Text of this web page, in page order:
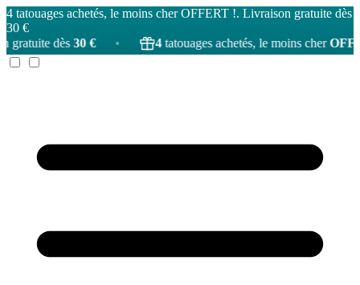
4 tatouages achetés, le moins cher OFFERT !. Livraison gratuite dès
30 €
30 € • 4 tatouages achetés, le moins cherOFFERT! •